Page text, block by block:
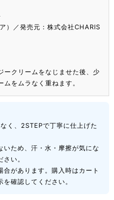
）／発売元：株式会社CHARIS
ークリームをなじませた後、少
をムラなく重ねます。
く、2STEPで丁寧に仕上げた
いため、汗・水・摩擦が気にな
い。
があります。購入時はカート
確認してください。